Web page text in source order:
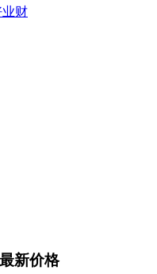
财
新价格